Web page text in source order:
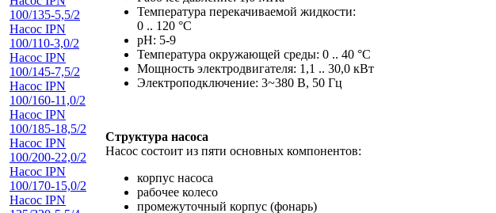
100/135-5,5/2
Насос IPN
100/110-3,0/2
Насос IPN
100/145-7,5/2
Насос IPN
100/160-11,0/2
Насос IPN
100/185-18,5/2
Насос IPN
100/200-22,0/2
Насос IPN
100/170-15,0/2
Насос IPN
Температура перекачиваемой жидкости:
0 .. 120 °C
pH: 5-9
Температура окружающей среды: 0 .. 40 °C
Мощность электродвигателя: 1,1 .. 30,0 кВт
Электроподключение: 3~380 В, 50 Гц
Структура насоса
Насос состоит из пяти основных компонентов:
корпус насоса
рабочее колесо
промежуточный корпус (фонарь)